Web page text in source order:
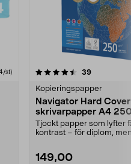
st) 39recensioner
Kopieringspapper
Navigator Hard
skrivarpapper A4
ark
Tjockt papper som lyfter
kontrast – för diplom,
149,00
4.5 av 5 stjärnor